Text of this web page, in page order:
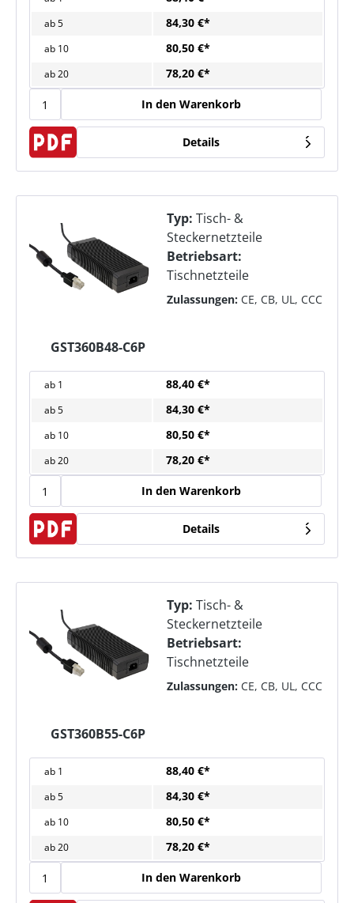
ab5 84,30 €*
ab 10 80,50 €*
ab20 78,20 €*
In den Warenkorb
Details
GST360B48-C6P
Typ: Tisch- &
Steckernetzteile
Betriebsart:
Tischnetzteile
Zulassungen: CE, CB, UL, CCC
ab 1 88,40 €*
ab5 84,30 €*
ab 10 80,50 €*
ab20 78,20 €*
In den Warenkorb
Details
GST360B55-C6P
Typ: Tisch- &
Steckernetzteile
Betriebsart:
Tischnetzteile
Zulassungen: CE, CB, UL, CCC
ab 1 88,40 €*
ab5 84,30 €*
ab 10 80,50 €*
ab20 78,20 €*
In den Warenkorb